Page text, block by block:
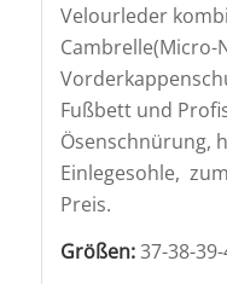
Velourleder
Cambrelle(Micro-
Fußbett und
Ösenschnürung,
Einlegesohle,
Preis.
Größen:37-38-39-